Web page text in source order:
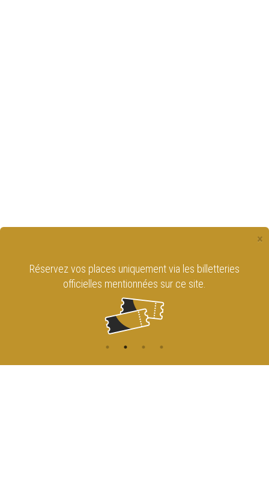
×
Réservez vos places uniquement via les billetteries
officielles mentionnées sur ce site.